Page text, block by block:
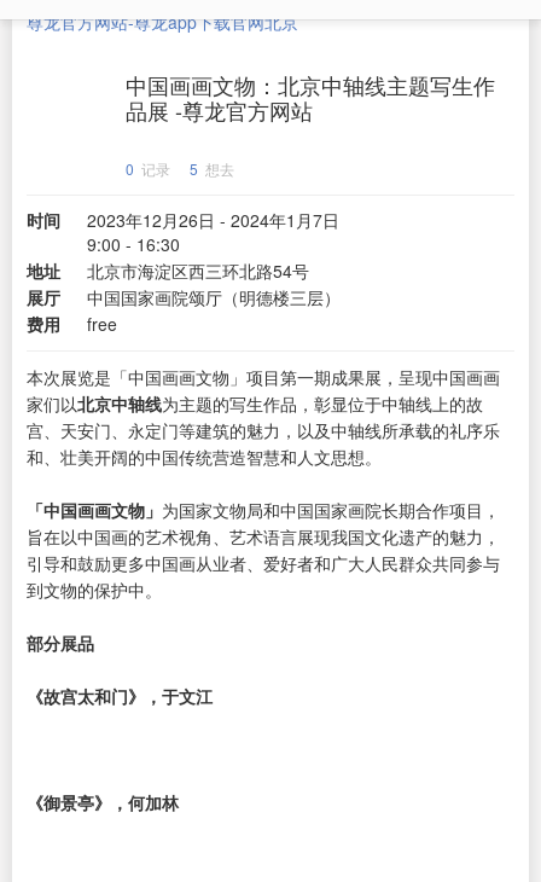
尊龙官方网站-尊龙app下载官网北京
中国画画文物：北京中轴线主题写生作
品展 -尊龙官方网站
0 记录 5 想去
时间
2023年12月26日 - 2024年1月7日
9:00 - 16:30
地址
北京市海淀区西三环北路54号
展厅
中国国家画院颂厅（明德楼三层）
费用
free
本次展览是「中国画画文物」项目第一期成果展，呈现中国画画
家们以北京中轴线为主题的写生作品，彰显位于中轴线上的故
宫、天安门、永定门等建筑的魅力，以及中轴线所承载的礼序乐
和、壮美开阔的中国传统营造智慧和人文思想。
「中国画画文物」 为国家文物局和中国国家画院长期合作项目，
旨在以中国画的艺术视角、艺术语言展现我国文化遗产的魅力，
引导和鼓励更多中国画从业者、爱好者和广大人民群众共同参与
到文物的保护中。
部分展品
《故宫太和门》，于文江
《御景亭》，何加林